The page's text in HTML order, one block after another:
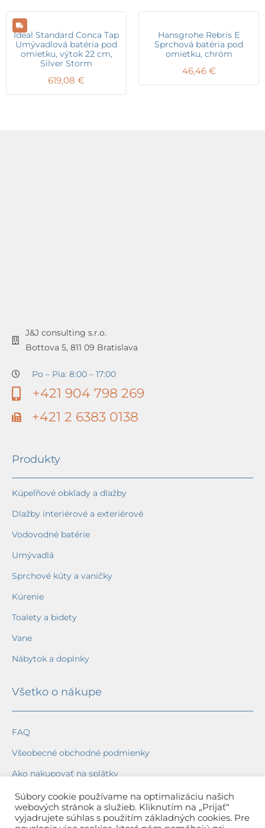
Ideal Standard Conca Tap
Umývadlová batéria pod
omietku, výtok 22 cm,
Silver Storm
619,08 €
Hansgrohe Rebris E
Sprchová batéria pod
omietku, chróm
46,46 €
J&J consulting s.r.o.
Bottova 5, 811 09 Bratislava
Po – Pia: 8:00 – 17:00
+421 904 798 269
+421 2 6383 0138
Produkty
Kúpeľňové obklady a dlažby
Dlažby interiérové a exteriérové
Vodovodné batérie
Umývadlá
Sprchové kúty a vaničky
Kúrenie
Toalety a bidety
Vane
Nábytok a doplnky
Všetko o nákupe
FAQ
Všeobecné obchodné podmienky
Ako nakupovať na splátky
Ochrana osobných údajov
Reklamačný poriadok
Súbory cookie používame na optimalizáciu našich
webových stránok a služieb. Kliknutím na „Prijať“
vyjadrujete súhlas s použitím základných cookies. Pre